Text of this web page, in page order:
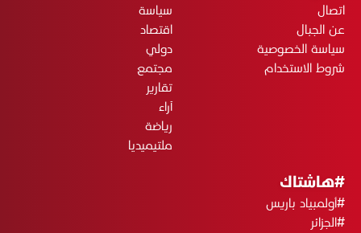
اتصال
عن الجبال
سياسة الخصوصية
شروط الاستخدام
سياسة
اقتصاد
دولي
مجتمع
تقارير
آراء
رياضة
ملتيميديا
#هاشتاك
#أولمبياد باريس
#الجزائر